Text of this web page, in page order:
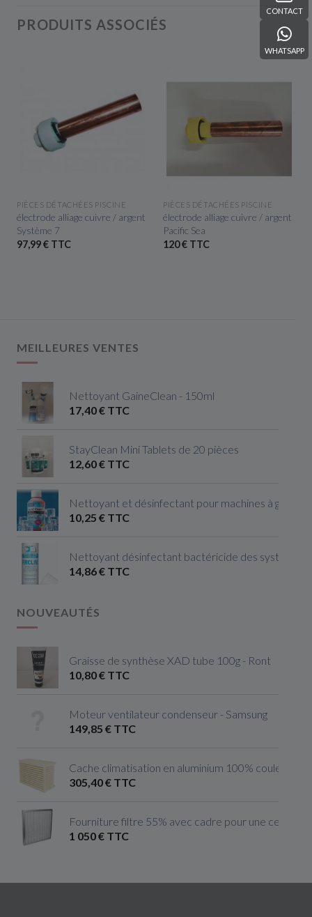
CONTACT
WHATSAPP
PRODUITS ASSOCIÉS
APERÇU RAPIDE
PIÈCES DÉTACHÉES PISCINE
électrode alliage cuivre / argent
Système 7
97,99 € TTC
APERÇU RAPIDE
PIÈCES DÉTACHÉES PISCINE
électrode alliage cuivre / argent
Pacific Sea
120 € TTC
MEILLEURES VENTES
Nettoyant GaineClean - 150ml
17,40 € TTC
StayClean Mini Tablets de 20 pièces
12,60 € TTC
Nettoyant et désinfectant pour machines à
10,25 € TTC
Nettoyant désinfectant bactéricide des systèmes
14,86 € TTC
NOUVEAUTÉS
Graisse de synthèse XAD tube 100g - Ront
10,80 € TTC
Moteur ventilateur condenseur - Samsung
149,85 € TTC
Cache climatisation en aluminium 100% couleur
305,40 € TTC
Fourniture filtre 55% avec cadre pour une
1 050 € TTC